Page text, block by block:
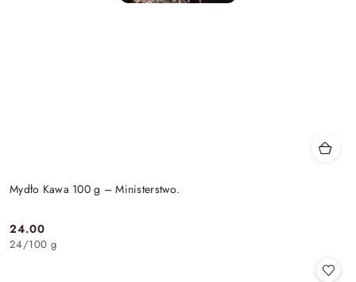
Mydło Kawa 100 g – Ministerstwo.
Cena:
24.00
24/100 g